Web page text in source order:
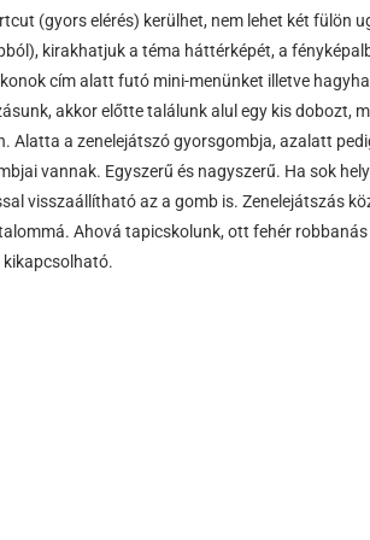
(gyors elérés) kerülhet, nem lehet két fülön
kirakhatjuk a téma háttérképét, a
cím alatt futó mini-menünket illetve
akkor előtte találunk alul egy kis dobozt,
Alatta a zenelejátszó gyorsgombja, azalatt
vannak. Egyszerű és nagyszerű. Ha sok
visszaállítható az a gomb is. Zenelejátszás
Ahová tapicskolunk, ott fehér
kikapcsolható.